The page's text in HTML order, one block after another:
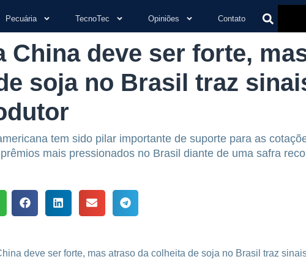
Pecuária TecnoTec Opiniões Contato
China deve ser forte,
soja no Brasil traz
tem sido pilar importante de suporte para as
mais pressionados no Brasil diante de uma safra